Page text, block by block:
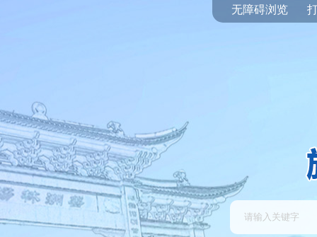
无障碍浏览